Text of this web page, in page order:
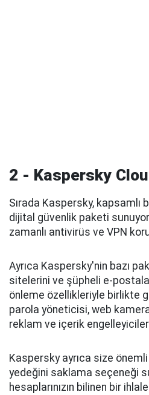
2 - Kaspersky
Sırada Kaspersky, kapsamlı
dijital güvenlik paketi
zamanlı antivirüs ve VPN
Ayrıca Kaspersky'nin bazı
sitelerini ve şüpheli e-
önleme özellikleriyle birlikte
parola yöneticisi, web
reklam ve içerik
Kaspersky ayrıca size önemli
yedeğini saklama seçeneği
hesaplarınızın bilinen bir ihlale